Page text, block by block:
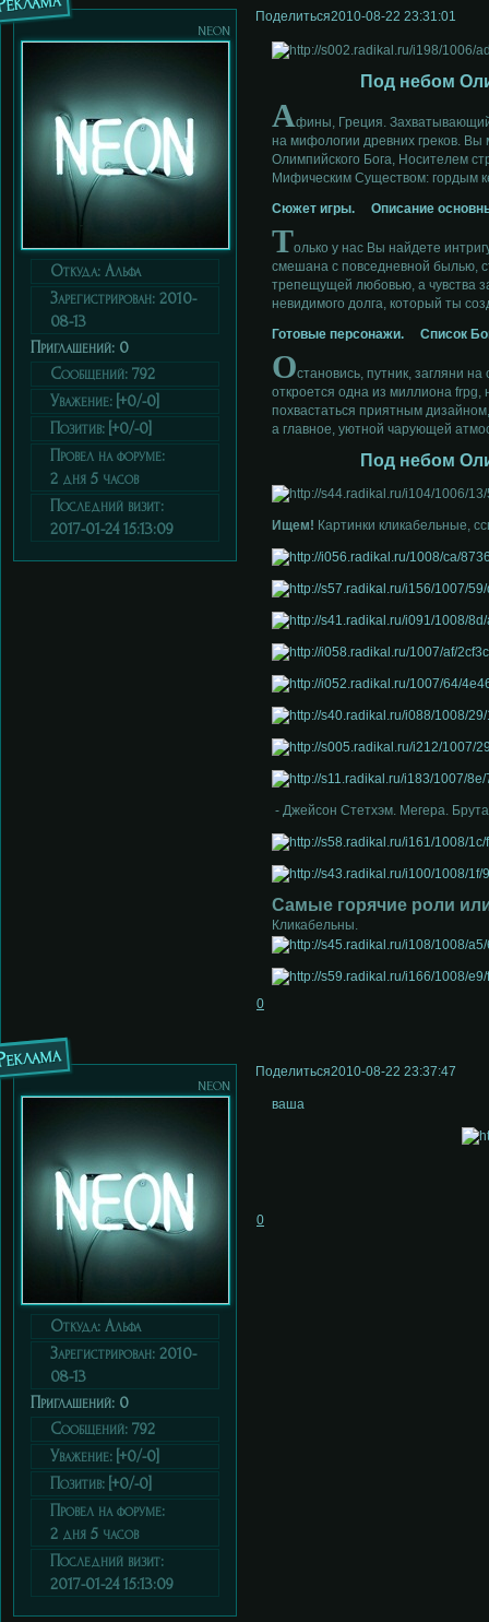
Поделиться2010-08-22 23:31:01
neon
Откуда: Альфа
Зарегистрирован: 2010-
08-13
Приглашений: 0
Сообщений: 792
Уважение: [+0/-0]
Позитив: [+0/-0]
Провел на форуме:
2 дня 5 часов
Последний визит:
2017-01-24 15:13:09
Под небом
Афины, Греция.
на мифологии древних греков.
Олимпийского Бога, Носителем
Мифическим Существом: гордым
Сюжет игры. Описание
Только у нас Вы найдете
смешана с повседневной былью,
трепещущей любовью, а чувства
невидимого долга, который ты
Готовые персонажи. Список
Остановись, путник, загляни
откроется одна из миллиона frpg,
похвастаться приятным
а главное, уютной чарующей
Под небом
Ищем! Картинки кликабельные,
Самые горячие роли
Кликабельны.
0
Поделиться2010-08-22 23:37:47
neon
Откуда: Альфа
Зарегистрирован: 2010-
08-13
Приглашений: 0
Сообщений: 792
Уважение: [+0/-0]
Позитив: [+0/-0]
Провел на форуме:
2 дня 5 часов
Последний визит:
2017-01-24 15:13:09
ваша
0